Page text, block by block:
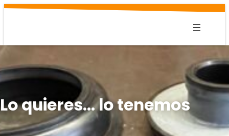
Saltar
Lo quieres… lo tenemos